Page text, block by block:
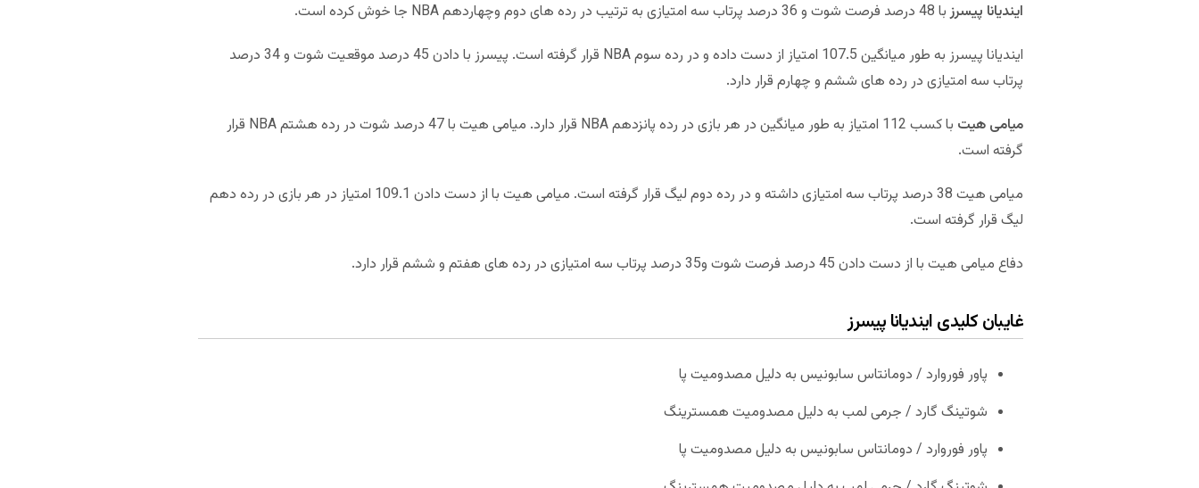
ایندیانا پیسرزبا 48 درصد فرصت شوت و 36 درصد پرتاب سه امتیازی به ترتیب در رده های دوم وچهاردهم NBA جا خوش کرده است.
ایندیانا پیسرز به طور میانگین 107.5 امتیاز از دست داده و در رده سوم NBA قرار گرفته است. پیسرز با دادن 45 درصد موقعیت شوت و 34 درصد
پرتاب سه امتیازی در رده های ششم و چهارم قرار دارد.
میامی هیت
با کسب 112 امتیاز به طور میانگین در هر بازی در رده پانزدهم NBA قرار دارد. میامی هیت با 47 درصد شوت در رده هشتم NBA قرار
گرفته است.
میامی هیت 38 درصد پرتاب سه امتیازی داشته و در رده دوم لیگ قرار گرفته است. میامی هیت با از دست دادن 109.1 امتیاز در هر بازی در رده دهم
لیگ قرار گرفته است.
دفاع میامی هیت با از دست دادن 45 درصد فرصت شوت و35 درصد پرتاب سه امتیازی در رده های هفتم و ششم قرار دارد.
غایبان کلیدی ایندیانا پیسرز
پاور فوروارد / دومانتاس سابونیس به دلیل مصدومیت پا
شوتینگ گارد / جرمی لمب به دلیل مصدومیت همسترینگ
پاور فوروارد / دومانتاس سابونیس به دلیل مصدومیت پا